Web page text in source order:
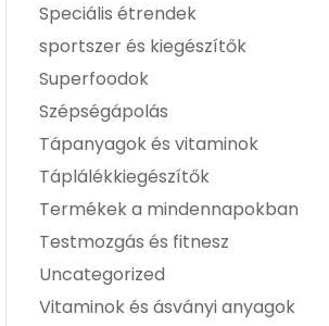
Speciális étrendek
sportszer és kiegészítők
Superfoodok
Szépségápolás
Tápanyagok és vitaminok
Táplálékkiegészítők
Termékek a mindennapokban
Testmozgás és fitnesz
Uncategorized
Vitaminok és ásványi anyagok